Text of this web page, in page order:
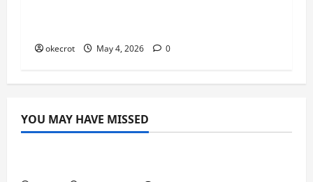
okecrot May 4, 2026 0
YOU MAY HAVE MISSED